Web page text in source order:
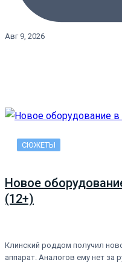
Авг 9, 2026
СЮЖЕТЫ
Новое
(12+)
Клинский роддом получил
аппарат. Аналогов ему нет за